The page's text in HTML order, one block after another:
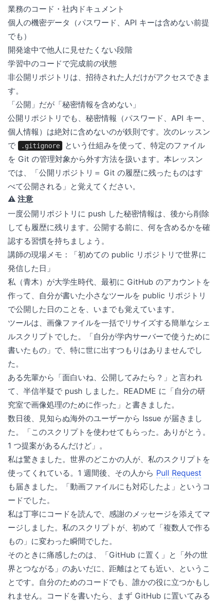
業務のコード・社内ドキュメント
個人の機密データ（パスワード、API キーは含めない前提
でも）
開発途中で他人に見せたくない段階
学習中のコードで完成前の状態
非公開リポジトリは、招待された人だけがアクセスできま
す。
「公開」だが「秘密情報を含めない」
公開リポジトリでも、秘密情報（パスワード、API キー、
個人情報）は絶対に含めないのが鉄則です。次のレッスン
で
.gitignore
という仕組みを使って、特定のファイル
を Git の管理対象から外す方法を扱います。本レッスン
では、「公開リポジトリ＝ Git の履歴に残ったものはす
べて公開される」と覚えてください。
⚠️ 注意
一度公開リポジトリに push した秘密情報は、後から削除
しても履歴に残ります。公開する前に、何を含めるかを確
認する習慣を持ちましょう。
講師の現場メモ：「初めての public リポジトリで世界に
発信した日」
私（青木）が大学生時代、最初に GitHub のアカウントを
作って、自分が書いた小さなツールを public リポジトリ
で公開した日のことを、いまでも覚えています。
ツールは、画像ファイルを一括でリサイズする簡単なシェ
ルスクリプトでした。「自分が学内サーバーで使うために
書いたもの」で、特に世に出すつもりはありませんでし
た。
ある先輩から「面白いね、公開してみたら？」と言われ
て、半信半疑で push しました。README に「自分の研
究室で画像処理のために作った」と書きました。
数日後、見知らぬ海外のユーザーから Issue が届きまし
た。「このスクリプトを使わせてもらった。ありがとう。
1 つ提案があるんだけど」。
私は驚きました。世界のどこかの人が、私のスクリプトを
使ってくれている。1 週間後、その人から Pull Request
も届きました。「動画ファイルにも対応したよ」というコ
ードでした。
私は丁寧にコードを読んで、感謝のメッセージを添えてマ
ージしました。私のスクリプトが、初めて「複数人で作る
もの」に変わった瞬間でした。
そのときに痛感したのは、「GitHub に置く」と「外の世
界とつながる」のあいだに、距離はとても近い、というこ
とです。自分のためのコードでも、誰かの役に立つかもし
れません。コードを書いたら、まず GitHub に置いてみる